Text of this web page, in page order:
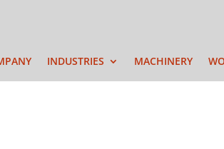
INDUSTRIES MACHINERY